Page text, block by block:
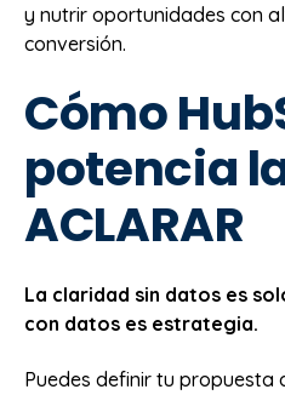
y nutrir oportunidades con
conversión.
Cómo
potencia
ACLARAR
La claridad sin datos es
con datos es estrategia.
Puedes definir tu propuesta